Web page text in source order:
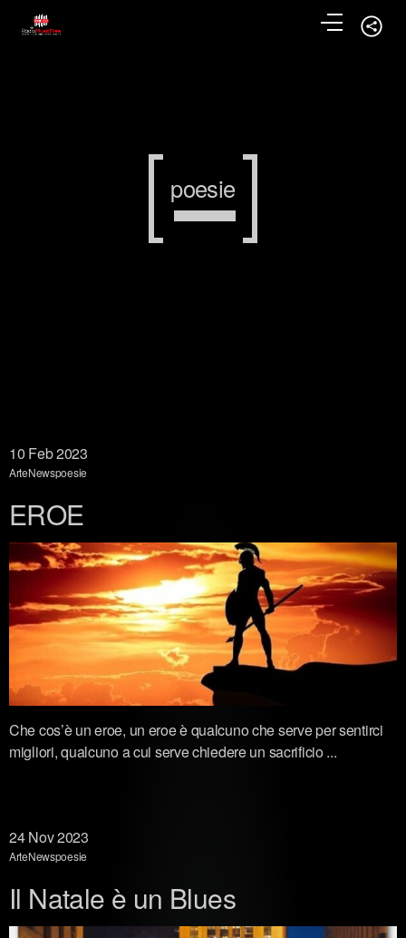
poesie
10 Feb 2023
ArteNewspoesie
EROE
Che cos’è un eroe, un eroe è qualcuno che serve per sentirci
migliori, qualcuno a cui serve chiedere un sacrificio ...
24Nov 2023
ArteNewspoesie
Il Natale è un Blues